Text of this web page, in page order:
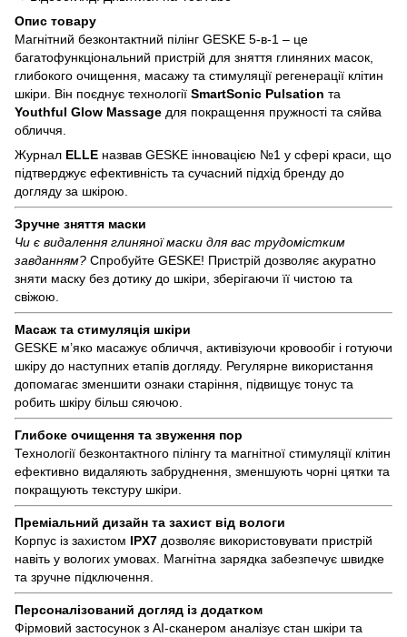
Опис товару
Магнітний безконтактний пілінг GESKE 5-в-1 – це
багатофункціональний пристрій для зняття глиняних масок,
глибокого очищення, масажу та стимуляції регенерації клітин
шкіри. Він поєднує технології SmartSonic Pulsation та
Youthful Glow Massage для покращення пружності та сяйва
обличчя.
Журнал ELLE назвав GESKE інновацією №1 у сфері краси, що
підтверджує ефективність та сучасний підхід бренду до
догляду за шкірою.
Зручне зняття маски
Чи є видалення глиняної маски для вас трудомістким
завданням? Спробуйте GESKE! Пристрій дозволяє акуратно
зняти маску без дотику до шкіри, зберігаючи її чистою та
свіжою.
Масаж та стимуляція шкіри
GESKE м’яко масажує обличчя, активізуючи кровообіг і готуючи
шкіру до наступних етапів догляду. Регулярне використання
допомагає зменшити ознаки старіння, підвищує тонус та
робить шкіру більш сяючою.
Глибоке очищення та звуження пор
Технології безконтактного пілінгу та магнітної стимуляції клітин
ефективно видаляють забруднення, зменшують чорні цятки та
покращують текстуру шкіри.
Преміальний дизайн та захист від вологи
Корпус із захистом IPX7 дозволяє використовувати пристрій
навіть у вологих умовах. Магнітна зарядка забезпечує швидке
та зручне підключення.
Персоналізований догляд із додатком
Фірмовий застосунок з AI-сканером аналізує стан шкіри та